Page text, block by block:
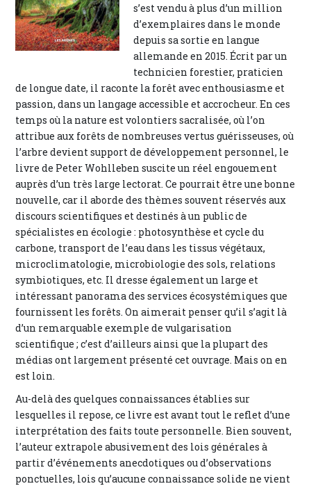
s’est vendu à plus d’un million
d’exemplaires dans le monde
depuis sa sortie en langue
allemande en 2015. Écrit par un
technicien forestier, praticien
de longue date, il raconte la forêt avec enthousiasme et
passion, dans un langage accessible et accrocheur. En ces
temps où la nature est volontiers sacralisée, où l’on
attribue aux forêts de nombreuses vertus guérisseuses, où
l’arbre devient support de développement personnel, le
livre de Peter Wohlleben suscite un réel engouement
auprès d’un très large lectorat. Ce pourrait être une bonne
nouvelle, car il aborde des thèmes souvent réservés aux
discours scientifiques et destinés à un public de
spécialistes en écologie : photosynthèse et cycle du
carbone, transport de l’eau dans les tissus végétaux,
microclimatologie, microbiologie des sols, relations
symbiotiques, etc. Il dresse également un large et
intéressant panorama des services écosystémiques que
fournissent les forêts. On aimerait penser qu’il s’agit là
d’un remarquable exemple de vulgarisation
scientifique ; c’est d’ailleurs ainsi que la plupart des
médias ont largement présenté cet ouvrage. Mais on en
est loin.
Au-delà des quelques connaissances établies sur
lesquelles il repose, ce livre est avant tout le reflet d’une
interprétation des faits toute personnelle. Bien souvent,
l’auteur extrapole abusivement des lois générales à
partir d’événements anecdotiques ou d’observations
ponctuelles, lois qu’aucune connaissance solide ne vient